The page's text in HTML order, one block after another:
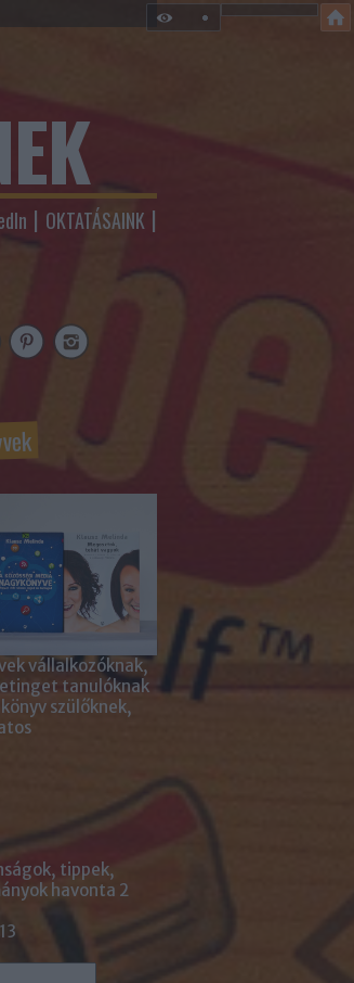
OKTATÁSAINK
vállalkozóknak,
tanulóknak
szülőknek,
tippek,
havonta 2